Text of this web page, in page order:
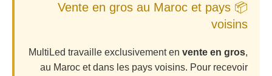
📦 Vente en gros au Maroc et pays
voisins
MultiLed travaille exclusivement en vente en gros,
au Maroc et dans les pays voisins. Pour recevoir